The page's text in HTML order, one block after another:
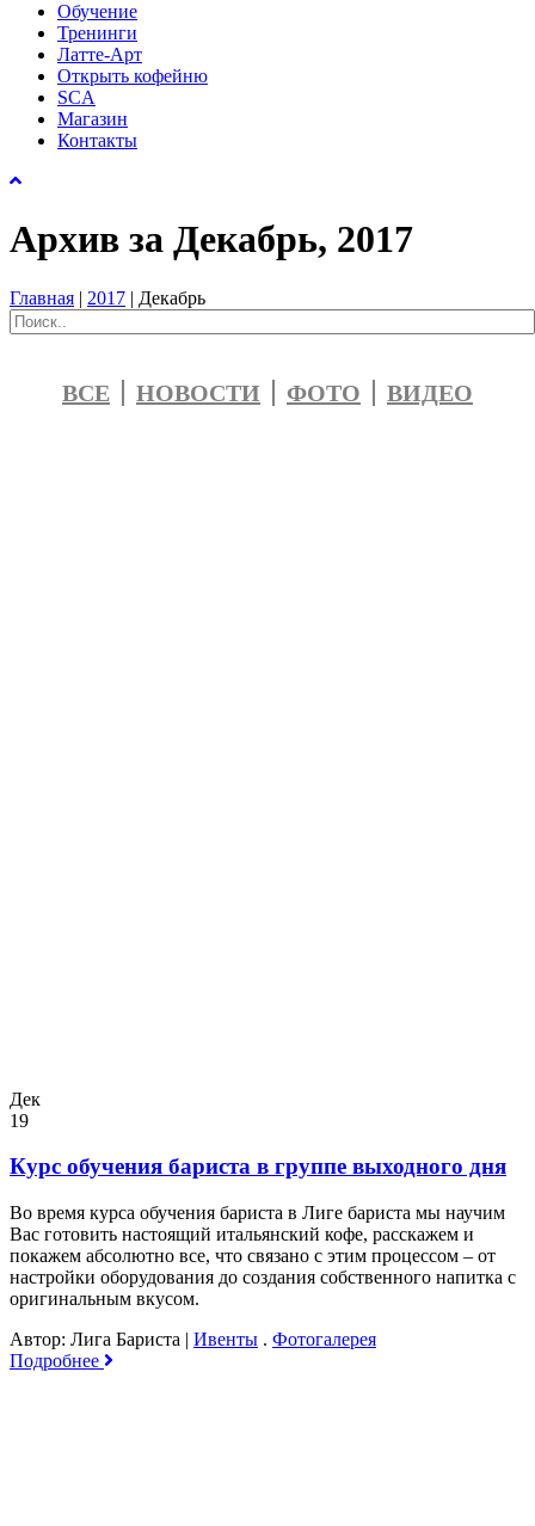
Обучение
Тренинги
Латте-Арт
Открыть кофейню
SCA
Магазин
Контакты
Архив за Декабрь, 2017
Главная | 2017 | Декабрь
ВСЕ НОВОСТИ ФОТО ВИДЕО
Дек
19
Курс обучения бариста в группе выходного дня
Во время курса обучения бариста в Лиге бариста мы научим
Вас готовить настоящий итальянский кофе, расскажем и
покажем абсолютно все, что связано с этим процессом – от
настройки оборудования до создания собственного напитка с
оригинальным вкусом.
Автор: Лига Бариста | Ивенты . Фотогалерея
Подробнее